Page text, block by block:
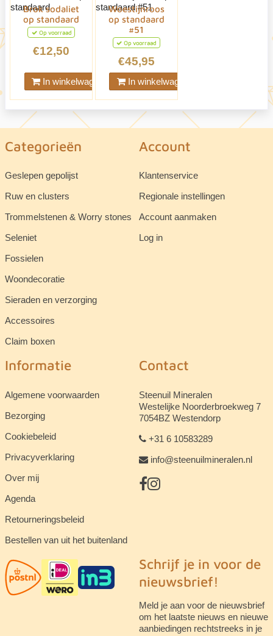
Brok sodaliet
op standaard
Op voorraad
€12,50
In winkelwagen
Woestijnroos
op standaard
#51
Op voorraad
€45,95
In winkelwagen
Categorieën
Geslepen gepolijst
Ruw en clusters
Trommelstenen & Worry stones
Seleniet
Fossielen
Woondecoratie
Sieraden en verzorging
Accessoires
Claim boxen
Account
Klantenservice
Regionale instellingen
Account aanmaken
Log in
Informatie
Algemene voorwaarden
Bezorging
Cookiebeleid
Privacyverklaring
Over mij
Agenda
Retourneringsbeleid
Bestellen van uit het buitenland
Schrijf je in voor de
nieuwsbrief!
Meld je aan voor de nieuwsbrief
om het laatste nieuws en nieuwe
aanbiedingen rechtstreeks in je
Contact
Steenuil Mineralen
Westelijke Noorderbroekweg 7
7054BZ Westendorp
+31 6 10583289
info@steenuilmineralen.nl